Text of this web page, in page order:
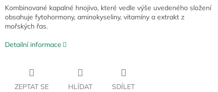
Kombinované kapalné hnojivo, které vedle výše uvedeného složení
obsahuje fytohormony, aminokyseliny, vitamíny a extrakt z
mořských řas.
Detailní informace
ZEPTAT SE HLÍDAT SDÍLET